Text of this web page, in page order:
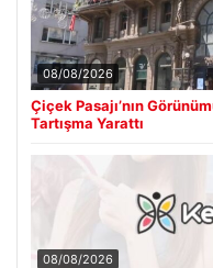
08/08/2026
Çiçek Pasajı’nın
Tartışma Yarattı
08/08/2026